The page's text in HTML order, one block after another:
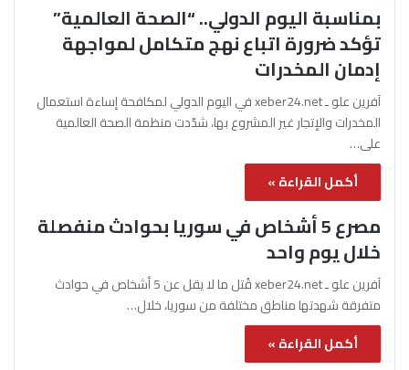
بمناسبة اليوم الدولي.. “الصحة العالمية”
تؤكد ضرورة اتباع نهج متكامل لمواجهة
إدمان المخدرات
آفرين علو ـ xeber24.net في اليوم الدولي لمكافحة إساءة استعمال
المخدرات والإتجار غير المشروع بها، شدّدت منظمة الصحة العالمية
على…
أكمل القراءة »
مصرع 5 أشخاص في سوريا بحوادث منفصلة
خلال يوم واحد
آفرين علو ـ xeber24.net قُتل ما لا يقل عن 5 أشخاص في حوادث
متفرقة شهدتها مناطق مختلفة من سوريا، خلال…
أكمل القراءة »